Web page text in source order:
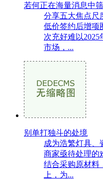
若何正在海量消息中
分享五大焦点尺
低价签约后增项
次充好难以
市场，...
别单打独斗的处境
成为浩繁灯具、
商家亟待处理的
结合采购原材料
上，为...